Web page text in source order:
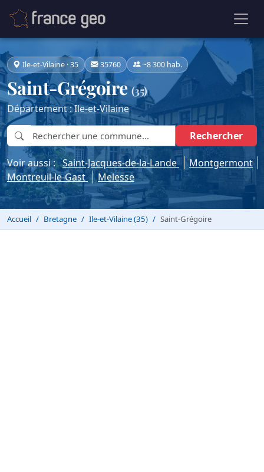
Ile-et-Vilaine · 35 35760 ~8 300 hab.
Saint-Grégoire(35)
Département :Ile-et-Vilaine
Rechercher
Voir aussi :Saint-Jacques-de-la-Lande
Montgermont
Montreuil-le-Gast
Melesse
Accueil Bretagne Ile-et-Vilaine (35) Saint-Grégoire